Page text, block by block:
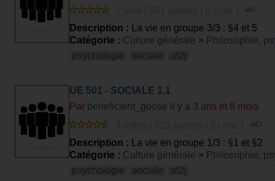
Description : La vie en groupe 3/3 : §4 et 5
Catégorie : Culture générale > Philosophie,
psychologie
sociale ut2j
UE 501 - SOCIALE 1.1
Par beneficient_goose il y a 3 ans et 8 mois
Description : La vie en groupe 1/3 : §1 et §2
Catégorie : Culture générale > Philosophie,
psychologie
sociale ut2j